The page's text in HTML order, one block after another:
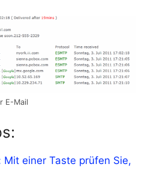
E-Mail
Mit einer Taste prüfen Sie,